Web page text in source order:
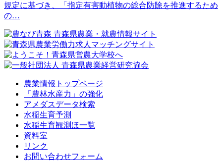
規定に基づき、「指定有害動植物の総合防除を推進するため
の…
農業情報トップページ
「農林水産力」の強化
アメダスデータ検索
水稲生育予測
水稲生育観測ほ一覧
資料室
リンク
お問い合わせフォーム